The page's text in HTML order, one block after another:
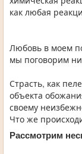
как любая
Любовь в моем
мы поговорим
Страсть, как
объекта
своему
Что же
Рассмотрим